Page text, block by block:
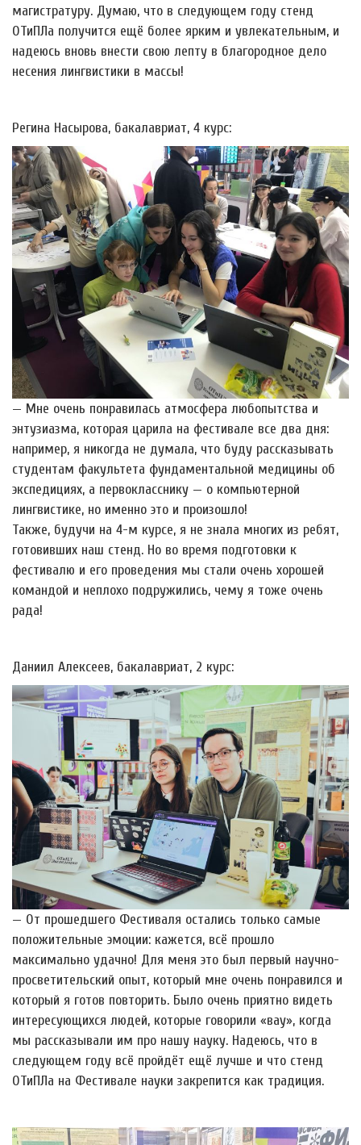
магистратуру. Думаю, что в следующем году стенд
ОТиПЛа получится ещё более ярким и увлекательным, и
надеюсь вновь внести свою лепту в благородное дело
несения лингвистики в массы!
Регина Насырова, бакалавриат, 4 курс:
— Мне очень понравилась атмосфера любопытства и
энтузиазма, которая царила на фестивале все два дня:
например, я никогда не думала, что буду рассказывать
студентам факультета фундаментальной медицины об
экспедициях, а первокласснику — о компьютерной
лингвистике, но именно это и произошло!
Также, будучи на 4-м курсе, я не знала многих из ребят,
готовивших наш стенд. Но во время подготовки к
фестивалю и его проведения мы стали очень хорошей
командой и неплохо подружились, чему я тоже очень
рада!
Даниил Алексеев, бакалавриат, 2 курс:
— От прошедшего Фестиваля остались только самые
положительные эмоции: кажется, всё прошло
максимально удачно! Для меня это был первый научно-
просветительский опыт, который мне очень понравился и
который я готов повторить. Было очень приятно видеть
интересующихся людей, которые говорили «вау», когда
мы рассказывали им про нашу науку. Надеюсь, что в
следующем году всё пройдёт ещё лучше и что стенд
ОТиПЛа на Фестивале науки закрепится как традиция.